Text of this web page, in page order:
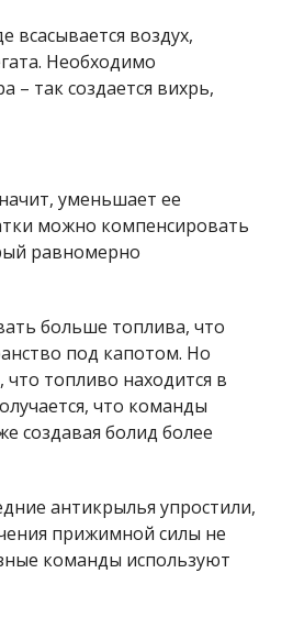
всасывается воздух,
Необходимо
– так создается вихрь,
уменьшает ее
можно компенсировать
равномерно
больше топлива, что
под капотом. Но
что топливо находится в
что команды
создавая болид более
антикрылья упростили,
прижимной силы не
команды используют